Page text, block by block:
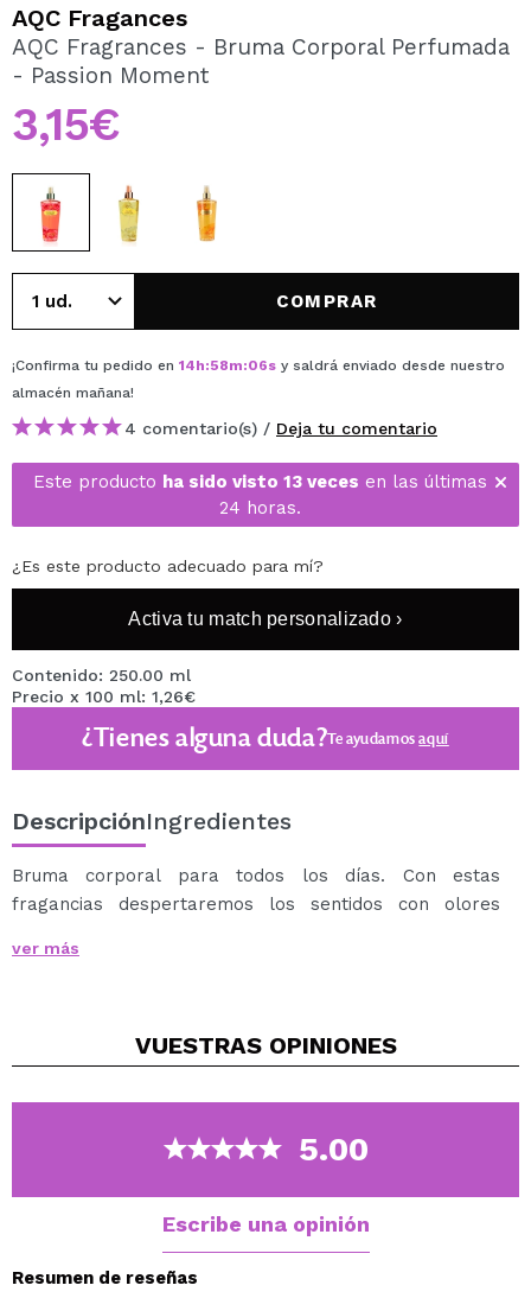
Al crear una cuenta en Maquillalia.com podrás realizar
tus compras rápidamente, revisar el estado de tus
CREAR CUENTA
AQC Fragances
AQC Fragrances - Bruma Corporal Perfumada
- Passion Moment
3,15€
COMPRAR
¡Confirma tu pedido en 14h:58m:06s y saldrá enviado desde nuestro
almacén mañana!
4 comentario(s) / Deja tu comentario
Este producto ha sido visto 13 veces en las últimas
24 horas.
¿Es este producto adecuado para mí?
Activa tu match personalizado ›
Contenido: 250.00 ml
Precio x 100 ml: 1,26€
¿Tienes alguna duda?Te ayudamosaquí
DescripciónIngredientes
Bruma corporal para todos los días. Con estas
fragancias despertaremos los sentidos con olores
al verano, vacaciones, playa, montaña...
Aroma: Notas florales.
ver más
VUESTRAS OPINIONES
5.00
Escribe una opinión
Resumen de reseñas